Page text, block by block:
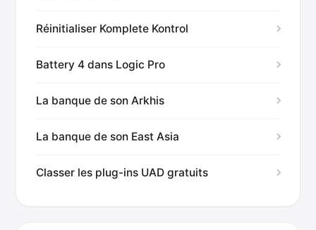
Réinitialiser Komplete Kontrol
Battery 4 dans Logic Pro
La banque de son Arkhis
La banque de son East Asia
Classer les plug-ins UAD gratuits